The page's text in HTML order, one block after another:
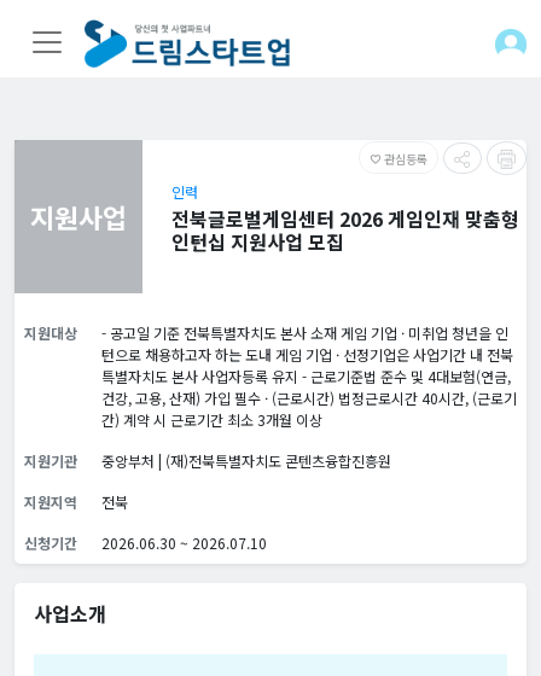
favorite_border 관심등록
지원사업
인력
전북글로벌게임센터 2026 게임인재 맞춤형
인턴십 지원사업 모집
지원대상
- 공고일 기준 전북특별자치도 본사 소재 게임 기업 · 미취업 청년을 인
턴으로 채용하고자 하는 도내 게임 기업 · 선정기업은 사업기간 내 전북
특별자치도 본사 사업자등록 유지 - 근로기준법 준수 및 4대보험(연금,
건강, 고용, 산재) 가입 필수 · (근로시간) 법정근로시간 40시간, (근로기
간) 계약 시 근로기간 최소 3개월 이상
지원기관
중앙부처 | (재)전북특별자치도 콘텐츠융합진흥원
지원지역
전북
신청기간
2026.06.30 ~ 2026.07.10
사업소개